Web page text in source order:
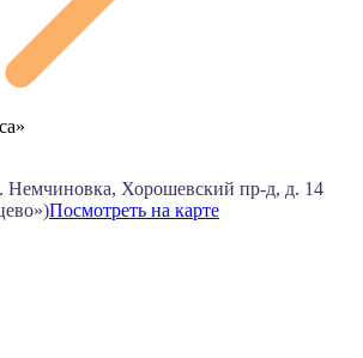
Немчиновка, Хорошевский пр-д, д. 14
Посмотреть на карте